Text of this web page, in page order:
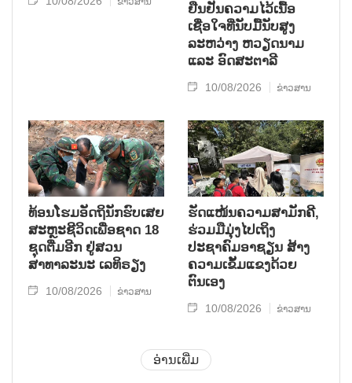
ຢືນຢັນຄວາມໄວ້ເນື້ອ
ເຊື່ອໃຈທີ່ນັບມື້ນັບສູງ
ລະຫວ່າງ ຫວຽດນາມ
ແລະ ອົດສະຕາລີ
10/08/2026 ຂ່າວສານ
ທ້ອນໂຮມອັດຖິນັກຮົບເສຍ
ສະຫຼະຊີວິດເພື່ອຊາດ 18
ຊຸດຕື່ມອີກ ຢູ່ສວນ
ສາທາລະນະ ເລທິຣຽງ
10/08/2026 ຂ່າວສານ
ຮັດແໜ້ນຄວາມສາມັກຄີ,
ຮ່ວມມືມຸ່ງໄປເຖິງ
ປະຊາຄົມອາຊຽນ ສ້າງ
ຄວາມເຂັ້ມແຂງດ້ວຍ
ຕົນເອງ
10/08/2026 ຂ່າວສານ
ອ່ານເພີ່ມ